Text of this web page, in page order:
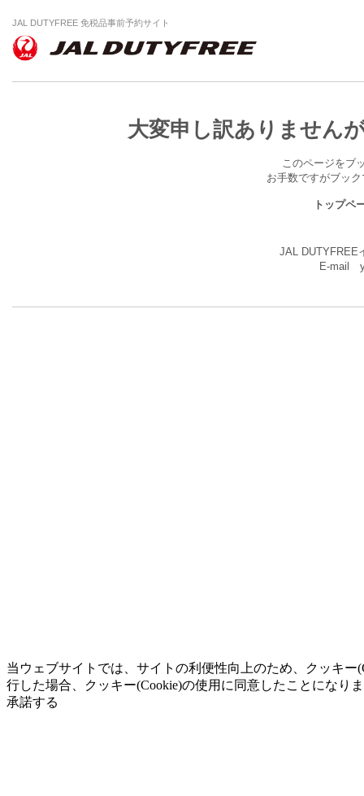
当ウェブサイトでは、サイトの利便性向上のため、クッキ
行した場合、クッキー(Cookie)の使用に同意したことになり
承諾する